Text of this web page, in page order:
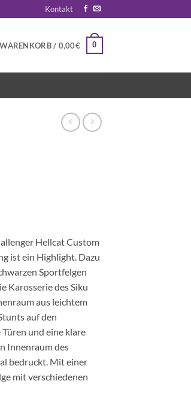
Kontakt
WARENKORB / 0,00€ 0
Hellcat Custom
ist ein Highlight. Dazu
Sportfelgen
Karosserie des Siku
aus leichtem
auf den
und eine klare
Innenraum des
bedruckt. Mit einer
mit verschiedenen